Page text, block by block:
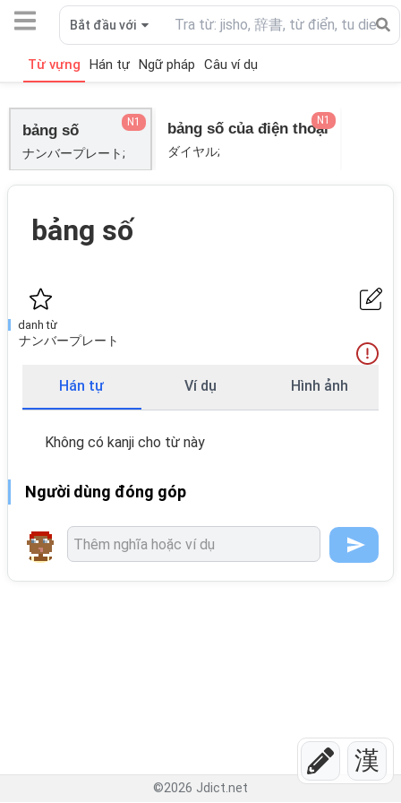
漢
Bắt đầu với
Từ vựng Hán tự Ngữ pháp Câu ví dụ
bảng số
ナンバープレート;
N1 bảng số của điện thoại
ダイヤル;
N1
bảng số
danh từ
ナンバープレート
Hán tự Ví dụ Hình ảnh
Không có kanji cho từ này
Người dùng đóng góp
©2026 Jdict.net